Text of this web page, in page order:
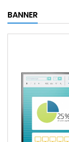
BANNER